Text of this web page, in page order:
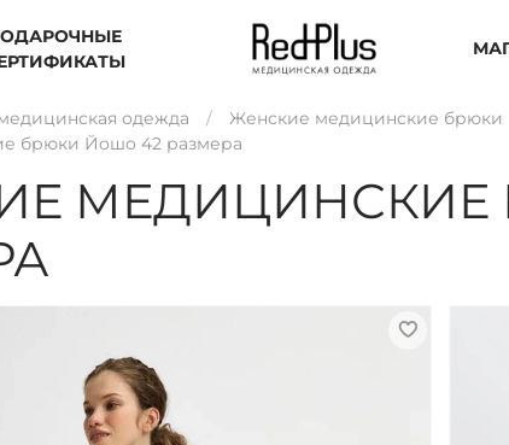
одежда Женские медицинские брюки
брюки Йошо 42 размера